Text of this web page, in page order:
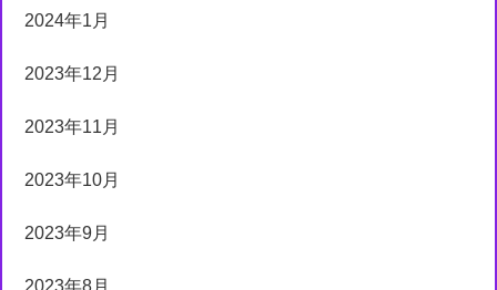
2024年1月
2023年12月
2023年11月
2023年10月
2023年9月
2023年8月